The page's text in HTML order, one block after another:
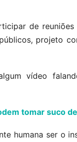
de
projeto
vídeo
tomar suco
humana ser o